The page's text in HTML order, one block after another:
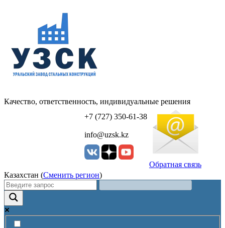
УЗСК Казахстан
Качество, ответственность, индивидуальные решения
+7 (727) 350-61-38
info@uzsk.kz
Обратная связь
Казахстан (Сменить регион)